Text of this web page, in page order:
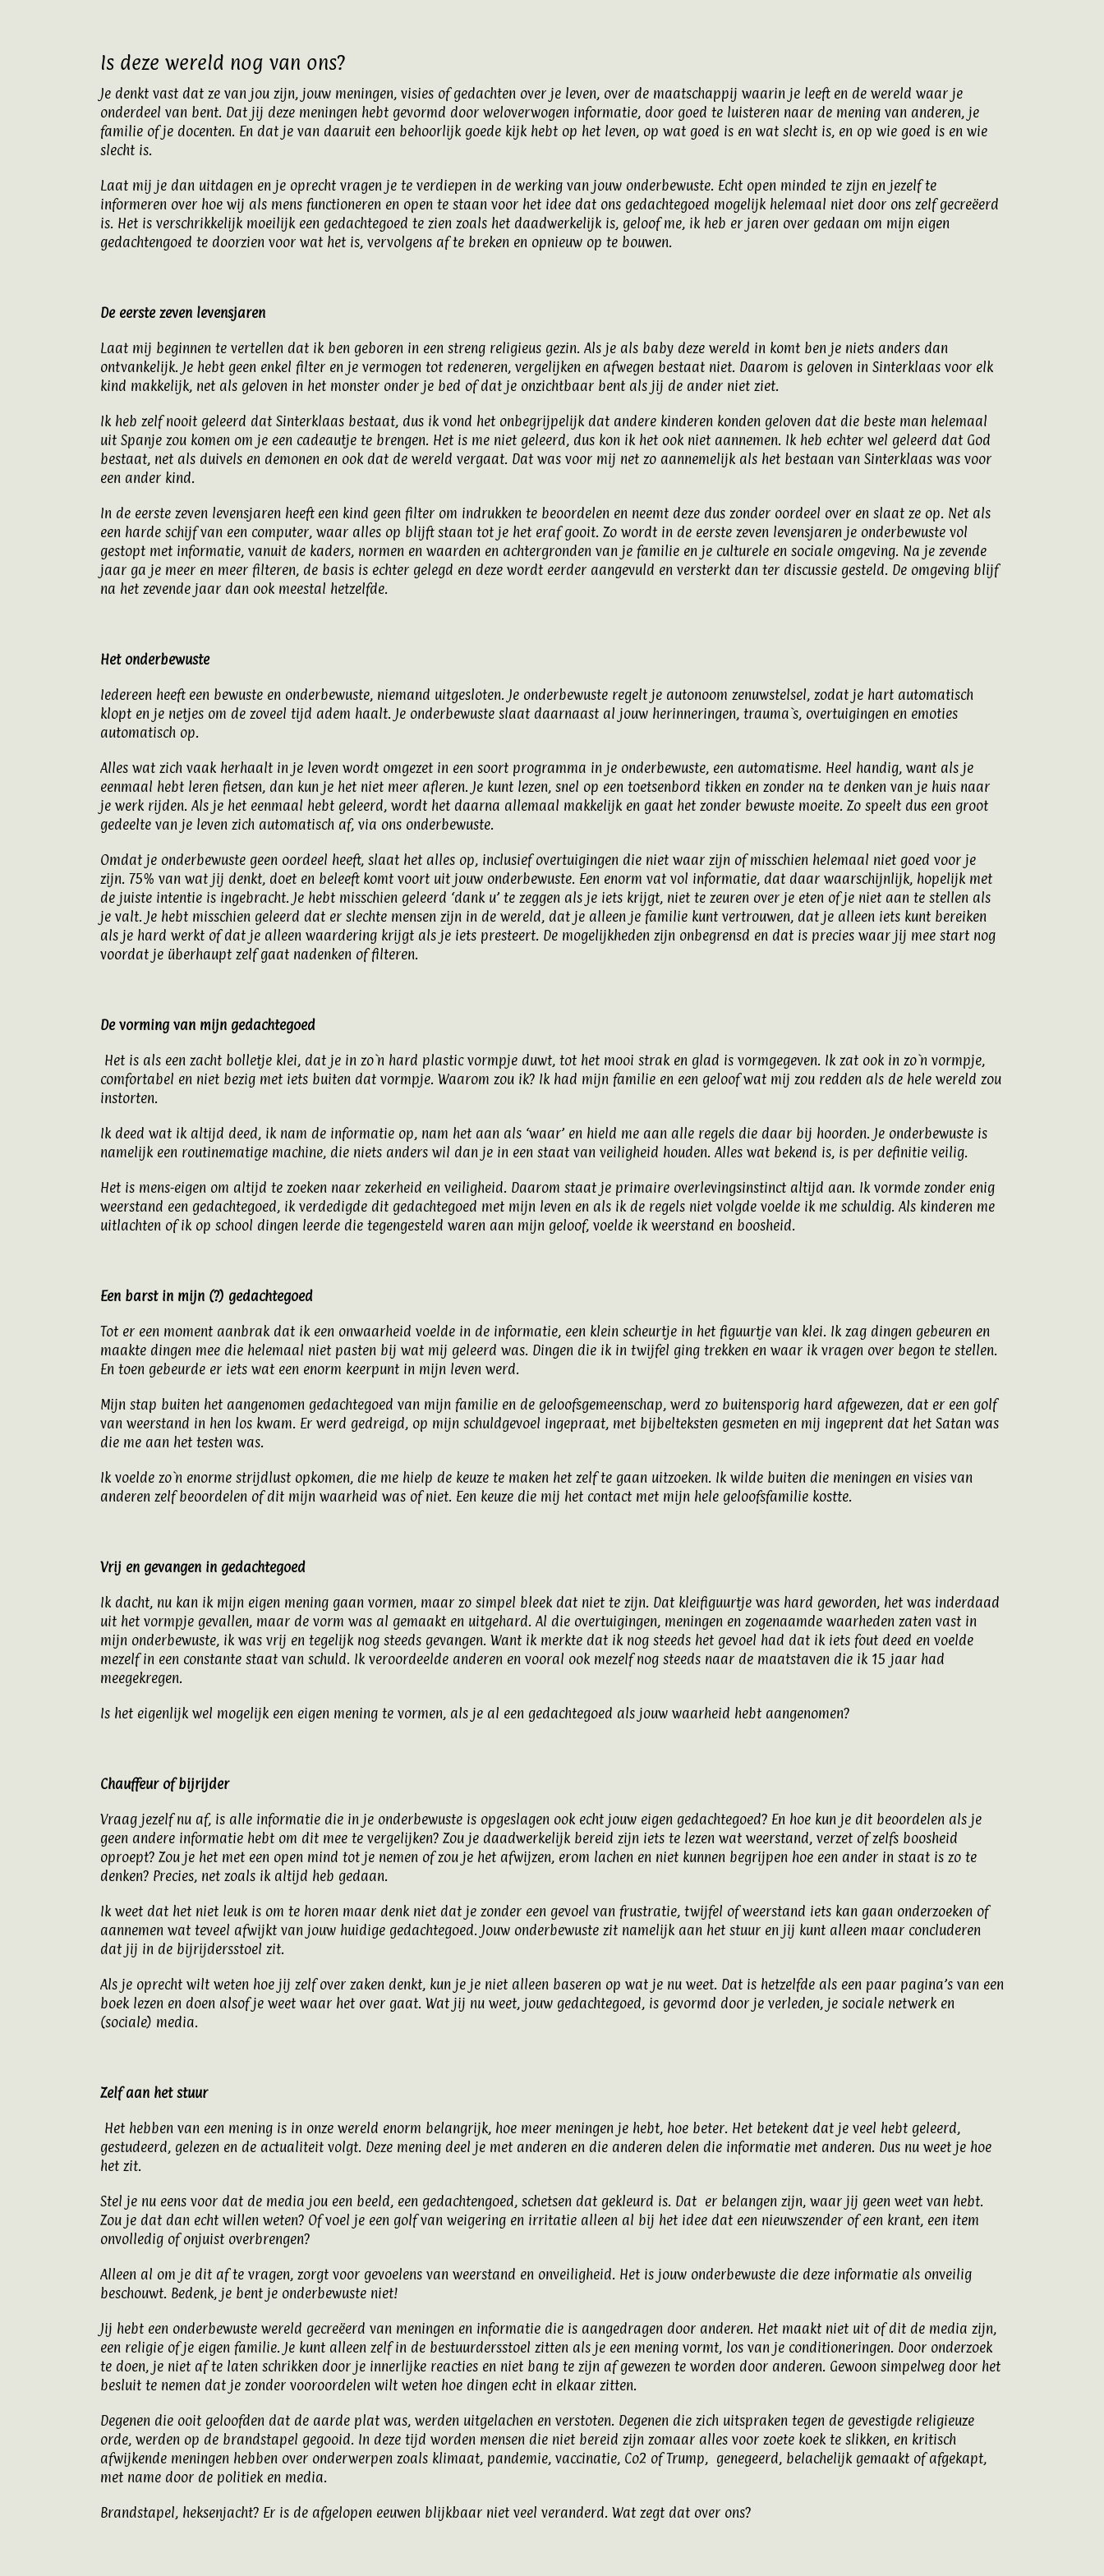
Is deze wereld nog van ons?
Je denkt vast dat ze van jou zijn, jouw meningen, visies of gedachten over je leven, over de maatschappij waarin je leeft en de wereld waar je
onderdeel van bent. Dat jij deze meningen hebt gevormd door weloverwogen informatie, door goed te luisteren naar de mening van anderen, je
familie of je docenten. En dat je van daaruit een behoorlijk goede kijk hebt op het leven, op wat goed is en wat slecht is, en op wie goed is en wie
slecht is.
Laat mij je dan uitdagen en je oprecht vragen je te verdiepen in de werking van jouw onderbewuste. Echt open minded te zijn en jezelf te
informeren over hoe wij als mens functioneren en open te staan voor het idee dat ons gedachtegoed mogelijk helemaal niet door ons zelf gecreëerd
is. Het is verschrikkelijk moeilijk een gedachtegoed te zien zoals het daadwerkelijk is, geloof me, ik heb er jaren over gedaan om mijn eigen
gedachtengoed te doorzien voor wat het is, vervolgens af te breken en opnieuw op te bouwen.
De eerste zeven levensjaren
Laat mij beginnen te vertellen dat ik ben geboren in een streng religieus gezin. Als je als baby deze wereld in komt ben je niets anders dan
ontvankelijk. Je hebt geen enkel filter en je vermogen tot redeneren, vergelijken en afwegen bestaat niet. Daarom is geloven in Sinterklaas voor elk
kind makkelijk, net als geloven in het monster onder je bed of dat je onzichtbaar bent als jij de ander niet ziet.
Ik heb zelf nooit geleerd dat Sinterklaas bestaat, dus ik vond het onbegrijpelijk dat andere kinderen konden geloven dat die beste man helemaal
uit Spanje zou komen om je een cadeautje te brengen. Het is me niet geleerd, dus kon ik het ook niet aannemen. Ik heb echter wel geleerd dat God
bestaat, net als duivels en demonen en ook dat de wereld vergaat. Dat was voor mij net zo aannemelijk als het bestaan van Sinterklaas was voor
een ander kind.
In de eerste zeven levensjaren heeft een kind geen filter om indrukken te beoordelen en neemt deze dus zonder oordeel over en slaat ze op. Net als
een harde schijf van een computer, waar alles op blijft staan tot je het eraf gooit. Zo wordt in de eerste zeven levensjaren je onderbewuste vol
gestopt met informatie, vanuit de kaders, normen en waarden en achtergronden van je familie en je culturele en sociale omgeving. Na je zevende
jaar ga je meer en meer filteren, de basis is echter gelegd en deze wordt eerder aangevuld en versterkt dan ter discussie gesteld. De omgeving blijf
na het zevende jaar dan ook meestal hetzelfde.
Het onderbewuste
Iedereen heeft een bewuste en onderbewuste, niemand uitgesloten. Je onderbewuste regelt je autonoom zenuwstelsel, zodat je hart automatisch
klopt en je netjes om de zoveel tijd adem haalt. Je onderbewuste slaat daarnaast al jouw herinneringen, trauma`s, overtuigingen en emoties
automatisch op.
Alles wat zich vaak herhaalt in je leven wordt omgezet in een soort programma in je onderbewuste, een automatisme. Heel handig, want als je
eenmaal hebt leren fietsen, dan kun je het niet meer afleren. Je kunt lezen, snel op een toetsenbord tikken en zonder na te denken van je huis naar
je werk rijden. Als je het eenmaal hebt geleerd, wordt het daarna allemaal makkelijk en gaat het zonder bewuste moeite. Zo speelt dus een groot
gedeelte van je leven zich automatisch af, via ons onderbewuste.
Omdat je onderbewuste geen oordeel heeft, slaat het alles op, inclusief overtuigingen die niet waar zijn of misschien helemaal niet goed voor je
zijn. 75% van wat jij denkt, doet en beleeft komt voort uit jouw onderbewuste. Een enorm vat vol informatie, dat daar waarschijnlijk, hopelijk met
de juiste intentie is ingebracht. Je hebt misschien geleerd ‘dank u’ te zeggen als je iets krijgt, niet te zeuren over je eten of je niet aan te stellen als
je valt. Je hebt misschien geleerd dat er slechte mensen zijn in de wereld, dat je alleen je familie kunt vertrouwen, dat je alleen iets kunt bereiken
als je hard werkt of dat je alleen waardering krijgt als je iets presteert. De mogelijkheden zijn onbegrensd en dat is precies waar jij mee start nog
voordat je überhaupt zelf gaat nadenken of filteren.
De vorming van mijn gedachtegoed
Het is als een zacht bolletje klei, dat je in zo`n hard plastic vormpje duwt, tot het mooi strak en glad is vormgegeven. Ik zat ook in zo`n vormpje,
comfortabel en niet bezig met iets buiten dat vormpje. Waarom zou ik? Ik had mijn familie en een geloof wat mij zou redden als de hele wereld zou
instorten.
Ik deed wat ik altijd deed, ik nam de informatie op, nam het aan als ‘waar’ en hield me aan alle regels die daar bij hoorden. Je onderbewuste is
namelijk een routinematige machine, die niets anders wil dan je in een staat van veiligheid houden. Alles wat bekend is, is per definitie veilig.
Het is mens-eigen om altijd te zoeken naar zekerheid en veiligheid. Daarom staat je primaire overlevingsinstinct altijd aan. Ik vormde zonder enig
weerstand een gedachtegoed, ik verdedigde dit gedachtegoed met mijn leven en als ik de regels niet volgde voelde ik me schuldig. Als kinderen me
uitlachten of ik op school dingen leerde die tegengesteld waren aan mijn geloof, voelde ik weerstand en boosheid.
Een barst in mijn (?) gedachtegoed
Tot er een moment aanbrak dat ik een onwaarheid voelde in de informatie, een klein scheurtje in het figuurtje van klei. Ik zag dingen gebeuren en
maakte dingen mee die helemaal niet pasten bij wat mij geleerd was. Dingen die ik in twijfel ging trekken en waar ik vragen over begon te stellen.
En toen gebeurde er iets wat een enorm keerpunt in mijn leven werd.
Mijn stap buiten het aangenomen gedachtegoed van mijn familie en de geloofsgemeenschap, werd zo buitensporig hard afgewezen, dat er een golf
van weerstand in hen los kwam. Er werd gedreigd, op mijn schuldgevoel ingepraat, met bijbelteksten gesmeten en mij ingeprent dat het Satan was
die me aan het testen was.
Ik voelde zo`n enorme strijdlust opkomen, die me hielp de keuze te maken het zelf te gaan uitzoeken. Ik wilde buiten die meningen en visies van
anderen zelf beoordelen of dit mijn waarheid was of niet. Een keuze die mij het contact met mijn hele geloofsfamilie kostte.
Vrij en gevangen in gedachtegoed
Ik dacht, nu kan ik mijn eigen mening gaan vormen, maar zo simpel bleek dat niet te zijn. Dat kleifiguurtje was hard geworden, het was inderdaad
uit het vormpje gevallen, maar de vorm was al gemaakt en uitgehard. Al die overtuigingen, meningen en zogenaamde waarheden zaten vast in
mijn onderbewuste, ik was vrij en tegelijk nog steeds gevangen. Want ik merkte dat ik nog steeds het gevoel had dat ik iets fout deed en voelde
mezelf in een constante staat van schuld. Ik veroordeelde anderen en vooral ook mezelf nog steeds naar de maatstaven die ik 15 jaar had
meegekregen.
Is het eigenlijk wel mogelijk een eigen mening te vormen, als je al een gedachtegoed als jouw waarheid hebt aangenomen?
Chauffeur of bijrijder
Vraag jezelf nu af, is alle informatie die in je onderbewuste is opgeslagen ook echt jouw eigen gedachtegoed? En hoe kun je dit beoordelen als je
geen andere informatie hebt om dit mee te vergelijken? Zou je daadwerkelijk bereid zijn iets te lezen wat weerstand, verzet of zelfs boosheid
oproept? Zou je het met een open mind tot je nemen of zou je het afwijzen, erom lachen en niet kunnen begrijpen hoe een ander in staat is zo te
denken? Precies, net zoals ik altijd heb gedaan.
Ik weet dat het niet leuk is om te horen maar denk niet dat je zonder een gevoel van frustratie, twijfel of weerstand iets kan gaan onderzoeken of
aannemen wat teveel afwijkt van jouw huidige gedachtegoed. Jouw onderbewuste zit namelijk aan het stuur en jij kunt alleen maar concluderen
dat jij in de bijrijdersstoel zit.
Als je oprecht wilt weten hoe jij zelf over zaken denkt, kun je je niet alleen baseren op wat je nu weet. Dat is hetzelfde als een paar pagina’s van een
boek lezen en doen alsof je weet waar het over gaat. Wat jij nu weet, jouw gedachtegoed, is gevormd door je verleden, je sociale netwerk en
(sociale) media.
Zelf aan het stuur
Het hebben van een mening is in onze wereld enorm belangrijk, hoe meer meningen je hebt, hoe beter. Het betekent dat je veel hebt geleerd,
gestudeerd, gelezen en de actualiteit volgt. Deze mening deel je met anderen en die anderen delen die informatie met anderen. Dus nu weet je hoe
het zit.
Stel je nu eens voor dat de media jou een beeld, een gedachtengoed, schetsen dat gekleurd is. Dat er belangen zijn, waar jij geen weet van hebt.
Zou je dat dan echt willen weten? Of voel je een golf van weigering en irritatie alleen al bij het idee dat een nieuwszender of een krant, een item
onvolledig of onjuist overbrengen?
Alleen al om je dit af te vragen, zorgt voor gevoelens van weerstand en onveiligheid. Het is jouw onderbewuste die deze informatie als onveilig
beschouwt. Bedenk, je bent je onderbewuste niet!
Jij hebt een onderbewuste wereld gecreëerd van meningen en informatie die is aangedragen door anderen. Het maakt niet uit of dit de media zijn,
een religie of je eigen familie. Je kunt alleen zelf in de bestuurdersstoel zitten als je een mening vormt, los van je conditioneringen. Door onderzoek
te doen, je niet af te laten schrikken door je innerlijke reacties en niet bang te zijn af gewezen te worden door anderen. Gewoon simpelweg door het
besluit te nemen dat je zonder vooroordelen wilt weten hoe dingen echt in elkaar zitten.
Degenen die ooit geloofden dat de aarde plat was, werden uitgelachen en verstoten. Degenen die zich uitspraken tegen de gevestigde religieuze
orde, werden op de brandstapel gegooid. In deze tijd worden mensen die niet bereid zijn zomaar alles voor zoete koek te slikken, en kritisch
afwijkende meningen hebben over onderwerpen zoals klimaat, pandemie, vaccinatie, Co2 of Trump, genegeerd, belachelijk gemaakt of afgekapt,
met name door de politiek en media.
Brandstapel, heksenjacht? Er is de afgelopen eeuwen blijkbaar niet veel veranderd. Wat zegt dat over ons?